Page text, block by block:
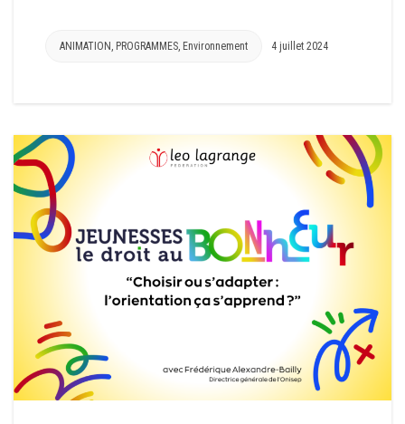
ANIMATION , PROGRAMMES, Environnement 4 juillet 2024